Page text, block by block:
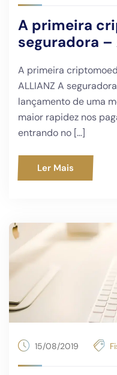
A primeira
seguradora –
A primeira
ALLIANZ A
lançamento de uma
maior rapidez nos
entrando no […]
Ler Mais
15/08/2019